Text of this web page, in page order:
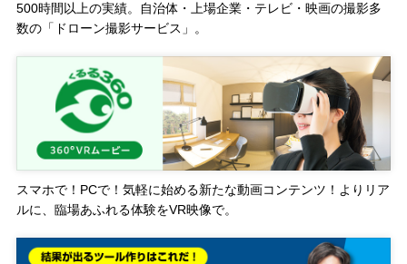
500時間以上の実績。自治体・上場企業・テレビ・映画の撮影多
数の「ドローン撮影サービス」。
スマホで！PCで！気軽に始める新たな動画コンテンツ！よりリア
ルに、臨場あふれる体験をVR映像で。